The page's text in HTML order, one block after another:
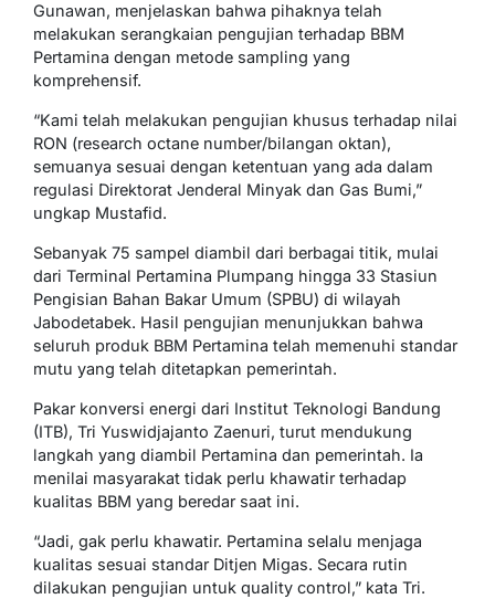
Gunawan, menjelaskan bahwa pihaknya telah
melakukan serangkaian pengujian terhadap BBM
Pertamina dengan metode sampling yang
komprehensif.
“Kami telah melakukan pengujian khusus terhadap nilai
RON (research octane number/bilangan oktan),
semuanya sesuai dengan ketentuan yang ada dalam
regulasi Direktorat Jenderal Minyak dan Gas Bumi,”
ungkap Mustafid.
Sebanyak 75 sampel diambil dari berbagai titik, mulai
dari Terminal Pertamina Plumpang hingga 33 Stasiun
Pengisian Bahan Bakar Umum (SPBU) di wilayah
Jabodetabek. Hasil pengujian menunjukkan bahwa
seluruh produk BBM Pertamina telah memenuhi standar
mutu yang telah ditetapkan pemerintah.
Pakar konversi energi dari Institut Teknologi Bandung
(ITB), Tri Yuswidjajanto Zaenuri, turut mendukung
langkah yang diambil Pertamina dan pemerintah. Ia
menilai masyarakat tidak perlu khawatir terhadap
kualitas BBM yang beredar saat ini.
“Jadi, gak perlu khawatir. Pertamina selalu menjaga
kualitas sesuai standar Ditjen Migas. Secara rutin
dilakukan pengujian untuk quality control,” kata Tri.